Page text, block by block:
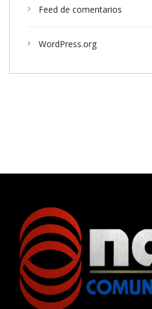
Feed de comentarios
WordPress.org